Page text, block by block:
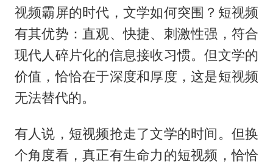
视频霸屏的时代，文学如何突围？短视频
有其优势：直观、快捷、刺激性强，符合
现代人碎片化的信息接收习惯。但文学的
价值，恰恰在于深度和厚度，这是短视频
无法替代的。
有人说，短视频抢走了文学的时间。但换
个角度看，真正有生命力的短视频，恰恰